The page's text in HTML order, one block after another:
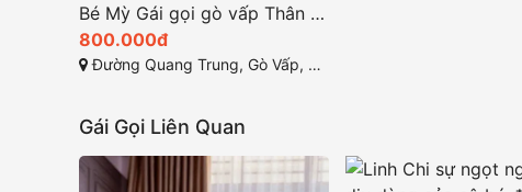
Bé Mỳ Gái gọi gò vấp Thân hình như người mẫu
800.000đ
Đường Quang Trung, Gò Vấp, Thành phố Hồ Chí Minh, Việt Nam
Gái Gọi Liên Quan